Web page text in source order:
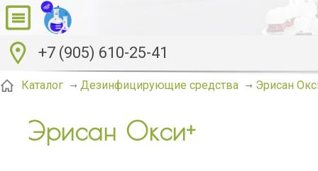
+7 (905) 610-25-41
Каталог Дезинфицирующие средства Эрисан
Эрисан Окси+